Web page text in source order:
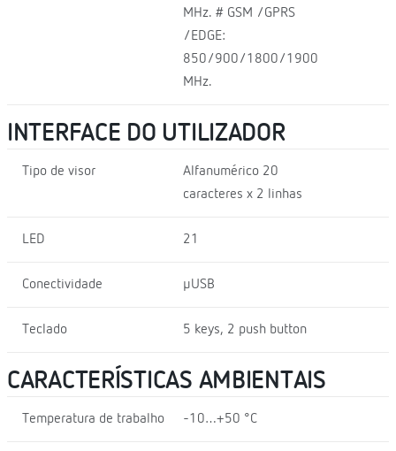
MHz. # GSM /GPRS
/EDGE:
850/900/1800/1900
MHz.
INTERFACE DO UTILIZADOR
Tipo de visor
Alfanumérico 20
caracteres x 2 linhas
LED 21
Conectividade µUSB
Teclado 5 keys, 2 push button
CARACTERÍSTICAS AMBIENTAIS
Temperatura de trabalho -10…+50 °C